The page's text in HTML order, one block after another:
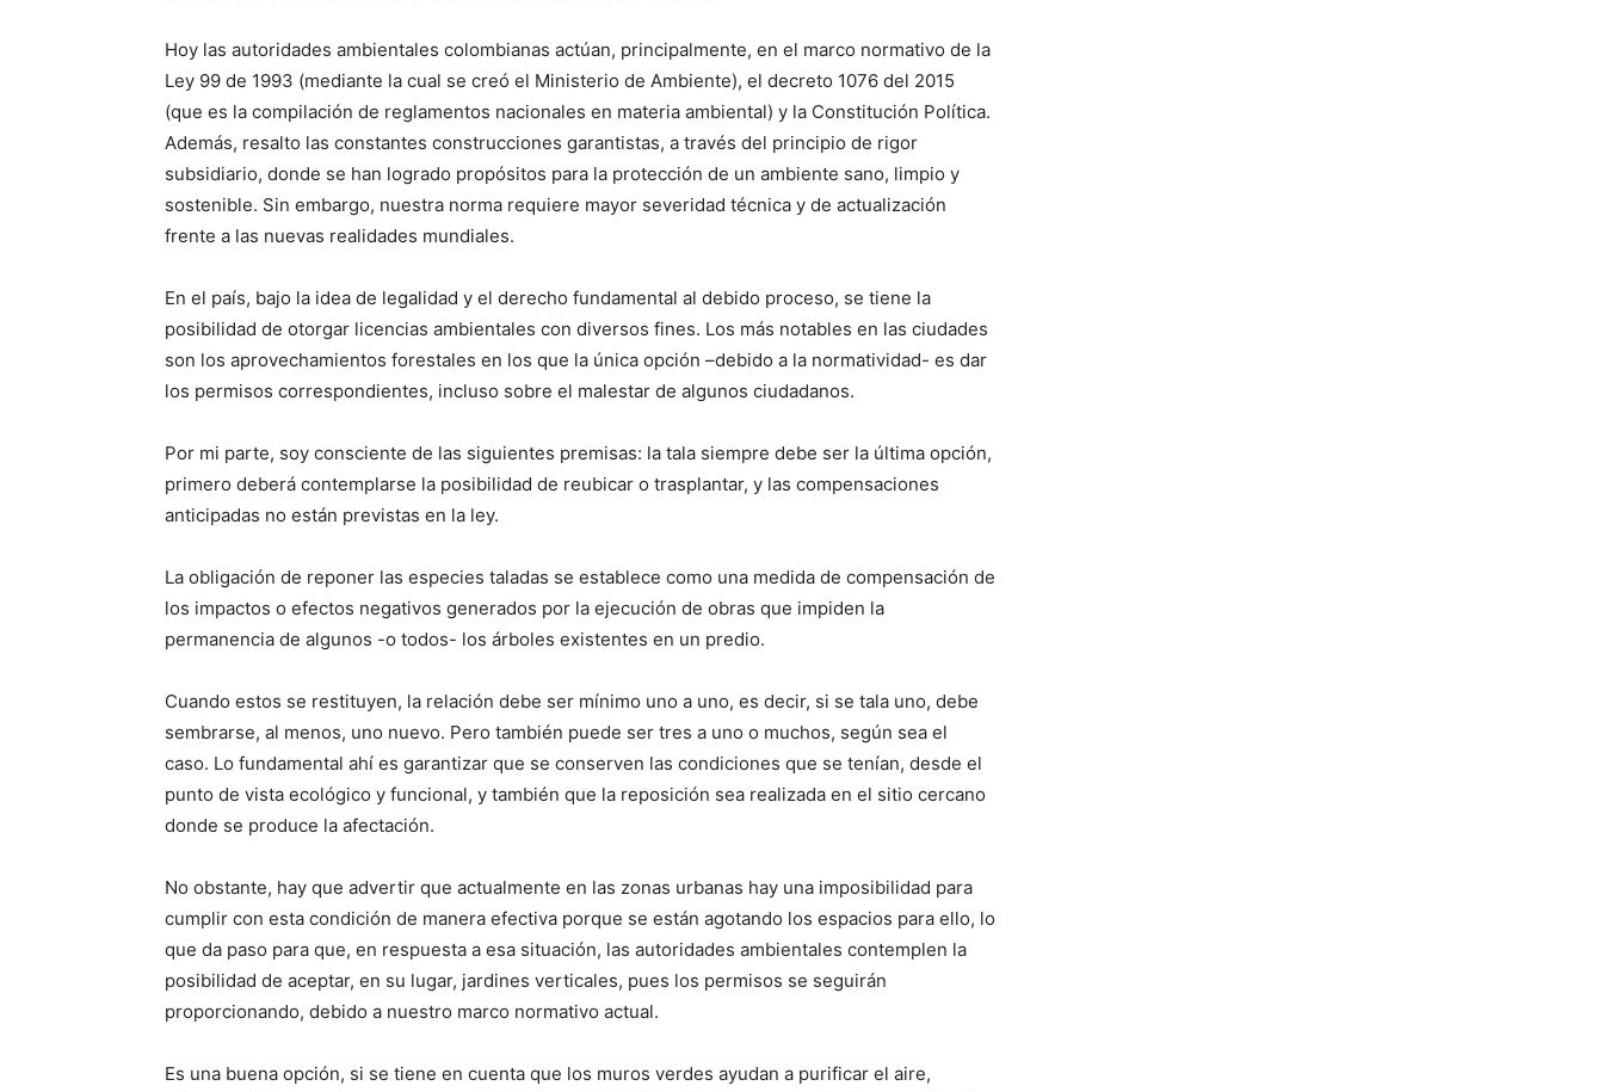
Hoy las autoridades ambientales colombianas actúan, principalmente, en el marco normativo de la
Ley 99 de 1993 (mediante la cual se creó el Ministerio de Ambiente), el decreto 1076 del 2015
(que es la compilación de reglamentos nacionales en materia ambiental) y la Constitución Política.
Además, resalto las constantes construcciones garantistas, a través del principio de rigor
subsidiario, donde se han logrado propósitos para la protección de un ambiente sano, limpio y
sostenible. Sin embargo, nuestra norma requiere mayor severidad técnica y de actualización
frente a las nuevas realidades mundiales.
En el país, bajo la idea de legalidad y el derecho fundamental al debido proceso, se tiene la
posibilidad de otorgar licencias ambientales con diversos fines. Los más notables en las ciudades
son los aprovechamientos forestales en los que la única opción –debido a la normatividad- es dar
los permisos correspondientes, incluso sobre el malestar de algunos ciudadanos.
Por mi parte, soy consciente de las siguientes premisas: la tala siempre debe ser la última opción,
primero deberá contemplarse la posibilidad de reubicar o trasplantar, y las compensaciones
anticipadas no están previstas en la ley.
La obligación de reponer las especies taladas se establece como una medida de compensación de
los impactos o efectos negativos generados por la ejecución de obras que impiden la
permanencia de algunos -o todos- los árboles existentes en un predio.
Cuando estos se restituyen, la relación debe ser mínimo uno a uno, es decir, si se tala uno, debe
sembrarse, al menos, uno nuevo. Pero también puede ser tres a uno o muchos, según sea el
caso. Lo fundamental ahí es garantizar que se conserven las condiciones que se tenían, desde el
punto de vista ecológico y funcional, y también que la reposición sea realizada en el sitio cercano
donde se produce la afectación.
No obstante, hay que advertir que actualmente en las zonas urbanas hay una imposibilidad para
cumplir con esta condición de manera efectiva porque se están agotando los espacios para ello, lo
que da paso para que, en respuesta a esa situación, las autoridades ambientales contemplen la
posibilidad de aceptar, en su lugar, jardines verticales, pues los permisos se seguirán
proporcionando, debido a nuestro marco normativo actual.
Es una buena opción, si se tiene en cuenta que los muros verdes ayudan a purificar el aire,